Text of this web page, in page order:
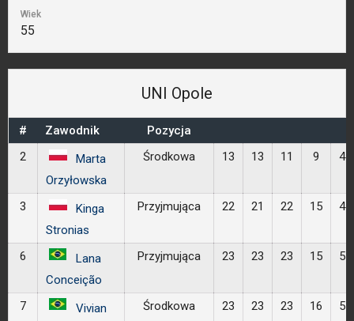
Wiek
55
UNI Opole
# Zawodnik
Pozycja
2
Marta
Orzyłowska
Środkowa 13 13 11 9 4
3
Kinga
Stronias
Przyjmująca 22 21 22 15 4
6
Lana
Conceição
Przyjmująca 23 23 23 15 5
7
Vivian
Środkowa 23 23 23 16 5